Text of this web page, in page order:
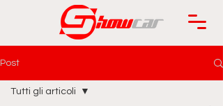
Post
Tutti gli articoli